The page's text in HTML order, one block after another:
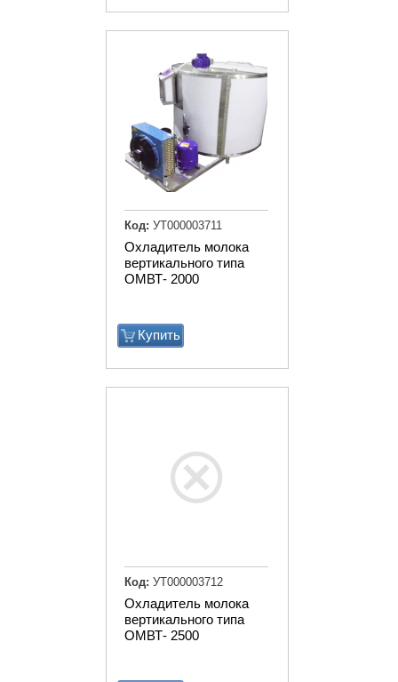
Охладитель молока
вертикального типа
ОМВТ- 2000
Купить
Код: УТ000003711
Охладитель молока
вертикального типа
ОМВТ- 2500
Код: УТ000003712